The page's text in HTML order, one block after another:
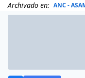
Archivado en: ANC -